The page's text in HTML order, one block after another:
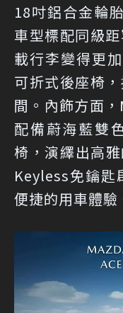
18吋鋁合金輪
車型標配同級
載行李變得更
可折式後座椅
間。內飾方面
配備蔚海藍雙
椅，演繹出高
Keyless免鑰匙
便捷的用車體驗